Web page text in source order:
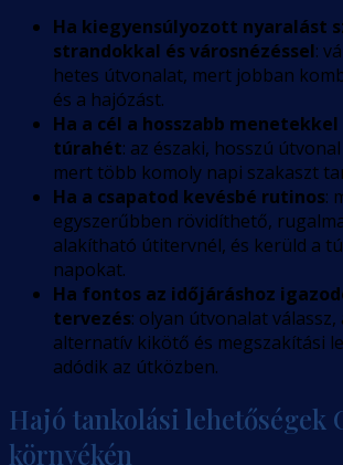
Ha kiegyensúlyozott nyaralást
strandokkal és városnézéssel:
hetes útvonalat, mert jobban
és a hajózást.
Ha a cél a hosszabb
túrahét: az északi, hosszú
mert több komoly napi szakaszt
Ha a csapatod kevésbé rutinos:
egyszerűbben rövidíthető,
alakítható útitervnél, és kerüld a
napokat.
Ha fontos az időjáráshoz
tervezés: olyan útvonalat
alternatív kikötő és megszakítási
adódik az útközben.
Hajó tankolási lehetőségek
környékén